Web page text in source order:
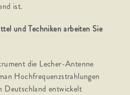
ist.
und Techniken arbeiten Sie
die Lecher-Antenne
Hochfrequenzstrahlungen
Deutschland entwickelt